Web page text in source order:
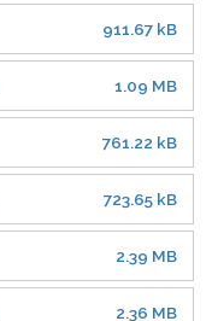
911.67 kB
1.09 MB
761.22 kB
723.65 kB
2.39 MB
2.36 MB